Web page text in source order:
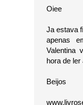
Oiee
Ja estava
apenas
Valentina
hora de ler
Beijos